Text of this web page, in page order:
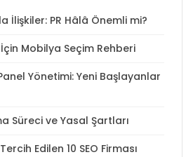
İlişkiler: PR Hâlâ Önemli mi?
Mobilya Seçim Rehberi
Yönetimi: Yeni Başlayanlar
Süreci ve Yasal Şartları
Edilen 10 SEO Firması